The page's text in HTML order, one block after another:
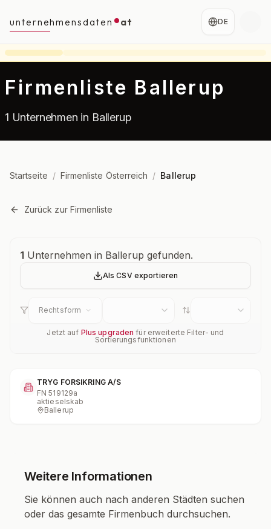
unternehmensdaten at DE
Firmenliste Ballerup
1 Unternehmen in Ballerup
Startseite / Firmenliste Österreich / Ballerup
Zurück zur Firmenliste
Unternehmensübersicht
1 Unternehmen in Ballerup gefunden.
Als CSV exportieren
Rechtsform
Jetzt auf Plus upgraden für erweiterte Filter- und
Sortierungsfunktionen
TRYG FORSIKRING A/S
FN519129a
aktieselskab
Ballerup
Weitere Informationen
Sie können auch nach anderen Städten suchen
oder das gesamte Firmenbuch durchsuchen.